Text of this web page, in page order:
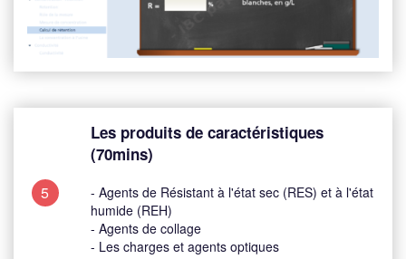
5
Les produits de caractéristiques
(70mins)
- Agents de Résistant à l'état sec (RES) et à l'état
humide (REH)
- Agents de collage
- Les charges et agents optiques